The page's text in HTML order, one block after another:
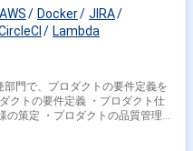
トまで担当いただきたいと思っ
ションは弊社側で対応する想定
状況やパフォーンス次第では契
ございます 案件１ ・カメラか
納するAPI開発。 ・DBに蓄積した
・カメラから取得したデータを
発。 ・ストレージに蓄積した動
開発
AWS Docker
JIRA
Lambda
門で、プロダクトの要件定義を
クトの要件定義 ・プロダクト仕
の策定 ・プロダクトの品質管理
ワーク：PySpark、Pandas ・